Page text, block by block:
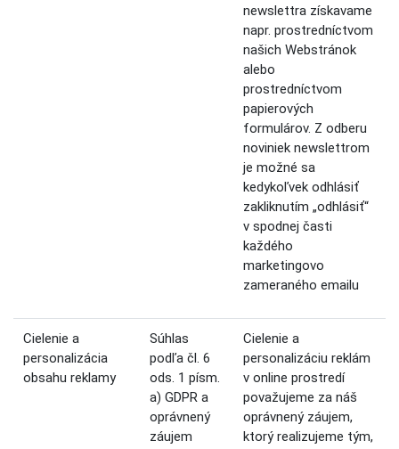
newslettra získavame
napr. prostredníctvom
našich Webstránok
alebo
prostredníctvom
papierových
formulárov. Z odberu
noviniek newslettrom
je možné sa
kedykoľvek odhlásiť
zakliknutím „odhlásiť“
v spodnej časti
každého
marketingovo
zameraného emailu
Cielenie a
personalizácia
obsahu reklamy
Súhlas
podľa čl. 6
ods. 1 písm.
a) GDPR a
oprávnený
záujem
Cielenie a
personalizáciu reklám
v online prostredí
považujeme za náš
oprávnený záujem,
ktorý realizujeme tým,